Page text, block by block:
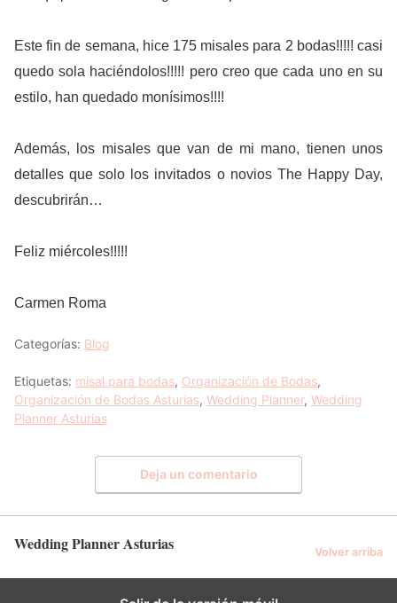
Este fin de semana, hice 175 misales para 2 bodas!!!!! casi
quedo sola haciéndolos!!!!! pero creo que cada uno en su
estilo, han quedado monísimos!!!!
Además, los misales que van de mi mano, tienen unos
detalles que solo los invitados o novios The Happy Day,
descubrirán…
Feliz miércoles!!!!!
Carmen Roma
Categorías: Blog
Etiquetas: misal para bodas, Organización de Bodas,
Organización de Bodas Asturias, Wedding Planner, Wedding
Planner Asturias
Deja un comentario
Wedding Planner Asturias Volver arriba